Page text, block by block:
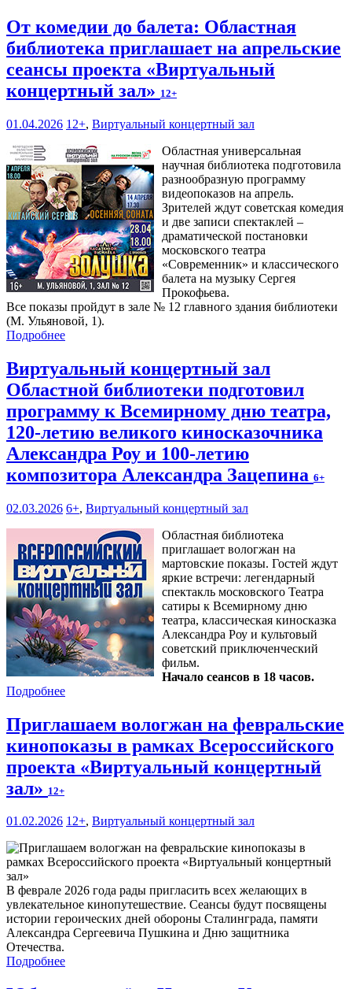
От комедии до балета: Областная
библиотека приглашает на апрельские
сеансы проекта «Виртуальный
концертный зал» 12+
01.04.2026 12+, Виртуальный концертный зал
Областная универсальная
научная библиотека подготовила
разнообразную программу
видеопоказов на апрель.
Зрителей ждут советская комедия
и две записи спектаклей –
драматической постановки
московского театра
«Современник» и классического
балета на музыку Сергея
Прокофьева.
Все показы пройдут в зале № 12 главного здания библиотеки
(М. Ульяновой, 1).
Подробнее
Виртуальный концертный зал
Областной библиотеки подготовил
программу к Всемирному дню театра,
120-летию великого киносказочника
Александра Роу и 100-летию
композитора Александра Зацепина 6+
02.03.2026 6+, Виртуальный концертный зал
Областная библиотека
приглашает вологжан на
мартовские показы. Гостей ждут
яркие встречи: легендарный
спектакль московского Театра
сатиры к Всемирному дню
театра, классическая киносказка
Александра Роу и культовый
советский приключенческий
фильм.
Начало сеансов в 18 часов.
Подробнее
Приглашаем вологжан на февральские
кинопоказы в рамках Всероссийского
проекта «Виртуальный концертный
зал» 12+
01.02.2026 12+, Виртуальный концертный зал
В феврале 2026 года рады пригласить всех желающих в
увлекательное кинопутешествие. Сеансы будут посвящены
истории героических дней обороны Сталинграда, памяти
Александра Сергеевича Пушкина и Дню защитника
Отечества.
Подробнее